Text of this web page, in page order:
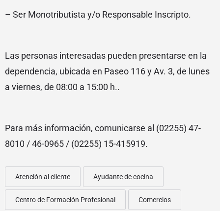
– Ser Monotributista y/o Responsable Inscripto.
Las personas interesadas pueden presentarse en la
dependencia, ubicada en Paseo 116 y Av. 3, de lunes
a viernes, de 08:00 a 15:00 h..
Para más información, comunicarse al (02255) 47-
8010 / 46-0965 / (02255) 15-415919.
Atención al cliente Ayudante de cocina
Centro de Formación Profesional Comercios